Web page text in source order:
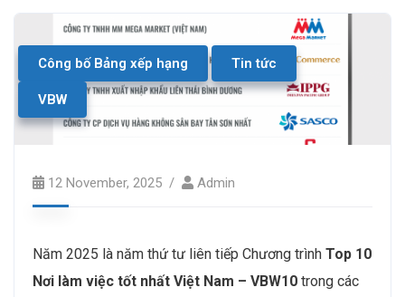
Công bố Bảng xếp hạng Tin tức
VBW
12 November, 2025 Admin
Năm 2025 là năm thứ tư liên tiếp Chương trình Top 10
Nơi làm việc tốt nhất Việt Nam – VBW10 trong các